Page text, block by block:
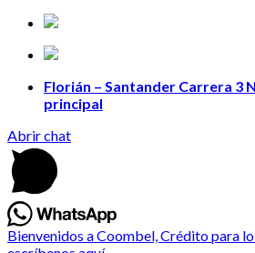
Florián – Santander Carrera 3
principal
Abrir chat
Bienvenidos a Coombel, Crédito para